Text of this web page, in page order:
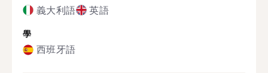
義大利語 英語
學
西班牙語